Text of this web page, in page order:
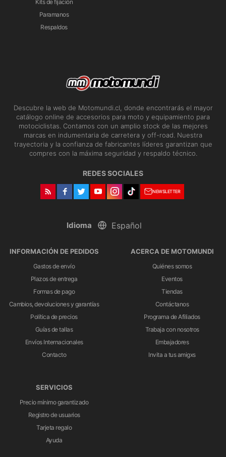
Kits de fijación
Paramanos
Respaldos
Descubre la web de Motomundi.cl, donde encontrarás el mayor
catálogo online de accesorios para moto y equipamiento para
motociclistas. Contamos con un amplio stock de las mejores
marcas en indumentaria de carretera y off-road. Nuestra
trayectoria y la confianza de fabricantes líderes garantizan que
compres con la máxima seguridad y respaldo técnico.
REDES SOCIALES
NEWSLETTER
Idioma
INFORMACIÓN DE PEDIDOS
Gastos de envío
Plazos de entrega
Formas de pago
Cambios, devoluciones y garantías
Política de precios
Guías de tallas
Envíos Internacionales
Contacto
ACERCA DE MOTOMUNDI
Quiénes somos
Eventos
Tiendas
Contáctanos
Programa de Afiliados
Trabaja con nosotros
Embajadores
Invita a tus amigxs
SERVICIOS
Precio mínimo garantizado
Registro de usuarios
Tarjeta regalo
Ayuda